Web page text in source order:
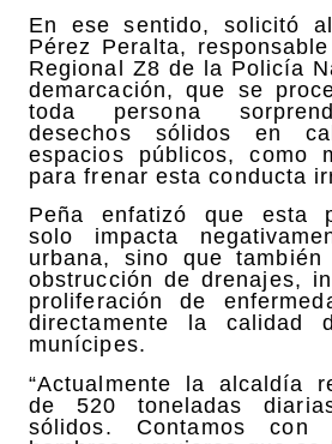
En ese sentido, solicitó
Pérez Peralta,
Regional Z8 de la Policía
demarcación, que se
toda persona
desechos sólidos en
espacios públicos, como
para frenar esta conducta
Peña enfatizó que esta
solo impacta
urbana, sino que
obstrucción de drenajes,
proliferación de
directamente la calidad
munícipes.
“Actualmente la alcaldía
de 520 toneladas
sólidos. Contamos